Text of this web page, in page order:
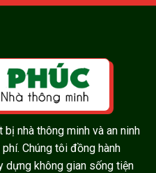
nhà thông minh và an ninh
Chúng tôi đồng hành
dựng không gian sống tiện